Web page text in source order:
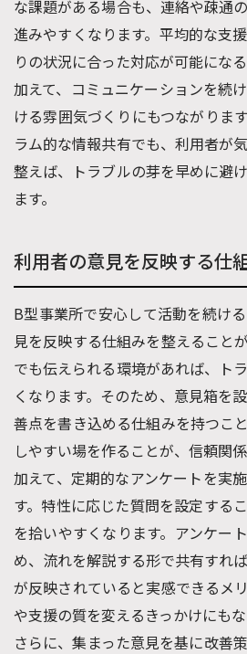
な課題がある場合も、連絡や疎通
進みやすくなります。平均的な支
りの状況に合った対応が可能にな
加えて、コミュニケーションを続
ける雰囲気づくりにもつながりま
ラム的な情報共有でも、利用者が
整えば、トラブルの芽を早めに避
ます。
利用者の意見を反映する仕
B型事業所で安心して活動を続け
見を反映する仕組みを整えること
でも伝えられる環境があれば、ト
くなります。そのため、意見箱を
善点を書き込める仕組みを持つこ
しやすい場を作ることが、信頼関
加えて、定期的なアンケートを実
す。特性に応じた質問を設定する
を拾いやすくなります。アンケー
め、流れを解説する形で共有すれ
が反映されていると実感できるメ
や支援の質を変えるきっかけにもな
さらに、集まった意見を基に改善